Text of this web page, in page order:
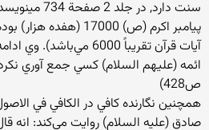
سنت دارد, در
پيامبر اكرم (ص) 17000
آيات قرآن‌ تقريباً 6000
ص‌428)
صادق (عليه‌ السلام‌) روايت‌ مي‌كند: انه‌